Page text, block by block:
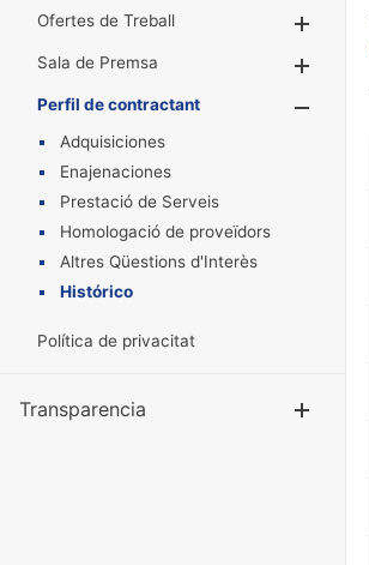
Ofertes de Treball
Sala de Premsa
Perfil de contractant
Adquisiciones
Enajenaciones
Prestació de Serveis
Homologació de proveïdors
Altres Qüestions d'Interès
Histórico
Política de privacitat
Transparencia